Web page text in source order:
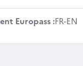
Europass :FR-EN